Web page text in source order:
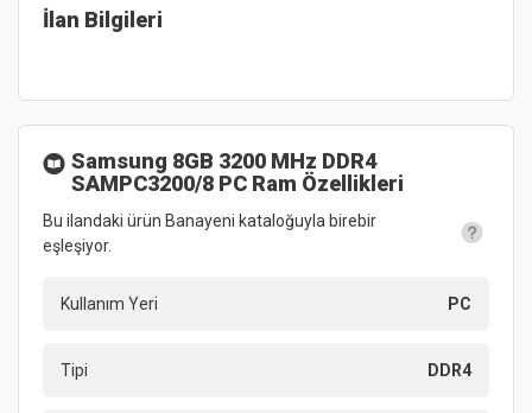
İlan Bilgileri
Samsung 8GB 3200 MHz DDR4
SAMPC3200/8 PC Ram Özellikleri
Bu ilandaki ürün Banayeni kataloğuyla birebir
eşleşiyor.
Kullanım Yeri PC
Tipi DDR4